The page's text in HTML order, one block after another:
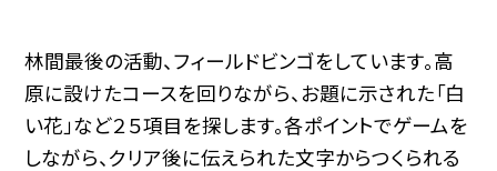
林間最後の活動、フィールドビンゴをしています。高
原に設けたコースを回りながら、お題に示された「白
い花」など２５項目を探します。各ポイントでゲームを
しながら、クリア後に伝えられた文字からつくられる